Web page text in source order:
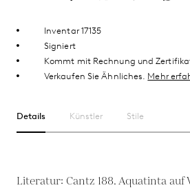
Inventar 17135
Signiert
Kommt mit Rechnung und
Verkaufen Sie Ähnliches. Mehr
Details Künstler Stile
Literatur: Cantz 188. Aquatinta auf